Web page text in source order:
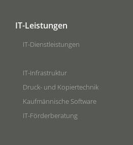
IT-Leistungen
IT-Dienstleistungen
IT-Infrastruktur
Druck- und Kopiertechnik
Kaufmännische Software
IT-Förderberatung